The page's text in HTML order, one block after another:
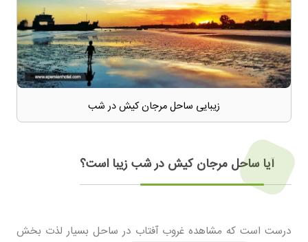
زیبایی ساحل مرجان کیش در شب
آیا ساحل مرجان کیش در شب زیبا است؟
درست است که مشاهده غروب آفتاب در ساحل بسیار لذت بخش